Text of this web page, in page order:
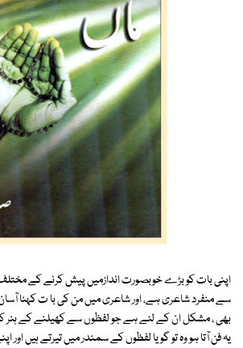
اپنی بات کو بڑے خوبصورت اندازمیں پیش کرنے کے
سے منفرد شاعری ہے، اور شاعری میں من کی با ت کہنا
بھی ، مشکل ان کے لئے ہے جو لفظوں سے کھیلنے کے ہنر کو
یہ فن آتا ہو وہ تو گویا لفظوں کے سمندر میں تیرتے ہیں اور